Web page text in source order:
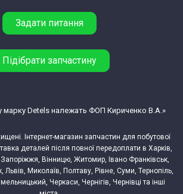
Задати питання
Підібрати запчастину
Інтернет-магазин запчастин для побутової
деталей після повної передоплати в Харків,
Вінницю, Житомир, Івано Франківськ,
Львів, Миколаїв, Полтаву, Рівне, Суми, Тернопіль,
Черкаси, Чернігів, Чернівці та інші
марку Detels належать ФОП Кириченко В.А.»